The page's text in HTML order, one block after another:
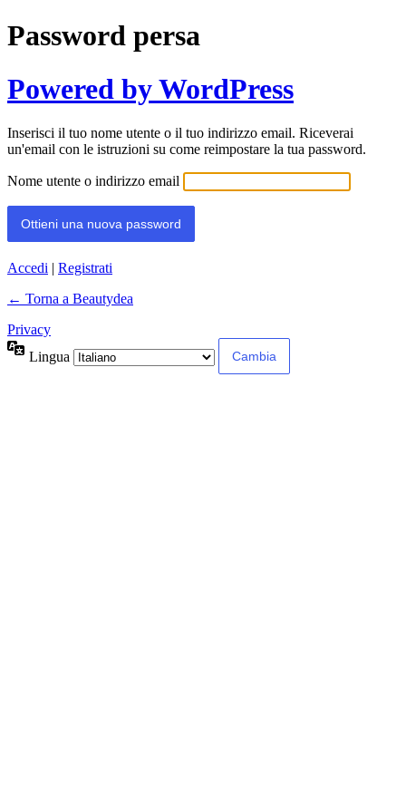
Password persa
Powered by WordPress
Inserisci il tuo nome utente o il tuo indirizzo email. Riceverai
un'email con le istruzioni su come reimpostare la tua password.
Nome utente o indirizzo email
Accedi | Registrati
← Torna a Beautydea
Privacy
Lingua